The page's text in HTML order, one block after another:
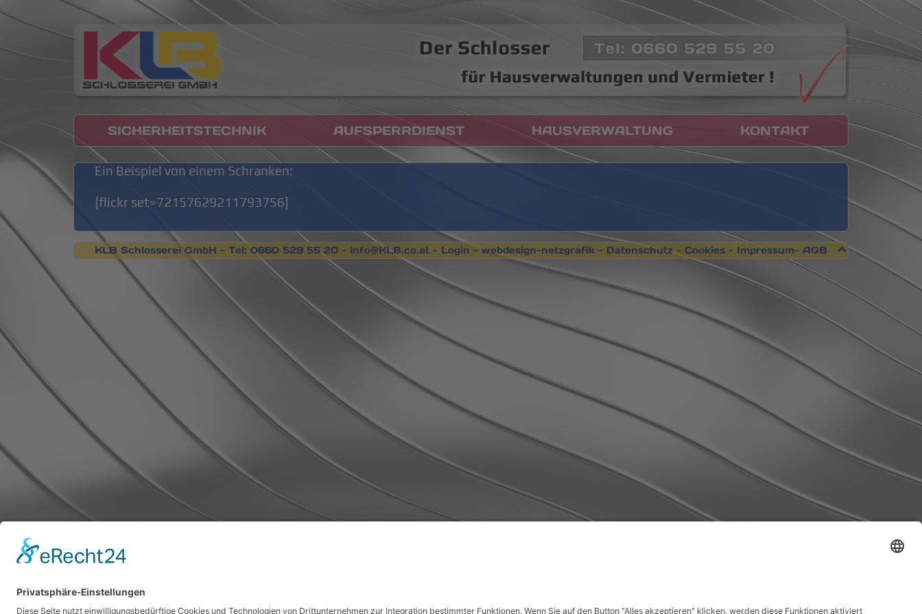
SICHERHEITSTECHNIK AUFSPERRDIENST HAUSVERWALTUNG KONTAKT
Ein Beispiel von einem Schranken:
{flickr set=72157629211793756}
KLB Schlosserei GmbH - Tel: 0660 529 55 20 - info@KLB.co.at - Login - webdesign-netzgrafik - Datenschutz - Cookies - Impressum- AGB